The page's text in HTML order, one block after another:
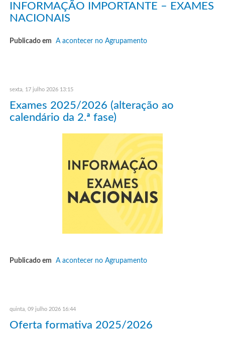
INFORMAÇÃO IMPORTANTE – EXAMES
NACIONAIS
Publicado em A acontecer no Agrupamento
sexta, 17 julho 2026 13:15
Exames 2025/2026 (alteração ao
calendário da 2.ª fase)
Publicado em A acontecer no Agrupamento
quinta, 09 julho 2026 16:44
Oferta formativa 2025/2026